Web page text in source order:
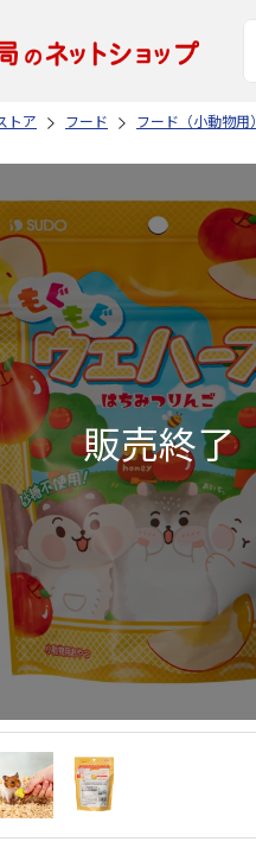
トア フード フード（小動物用）